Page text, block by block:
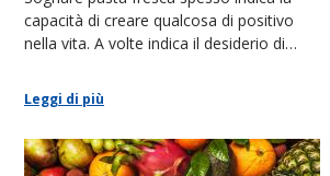
capacità di creare qualcosa di positivo
nella vita. A volte indica il desiderio di
Leggi di più